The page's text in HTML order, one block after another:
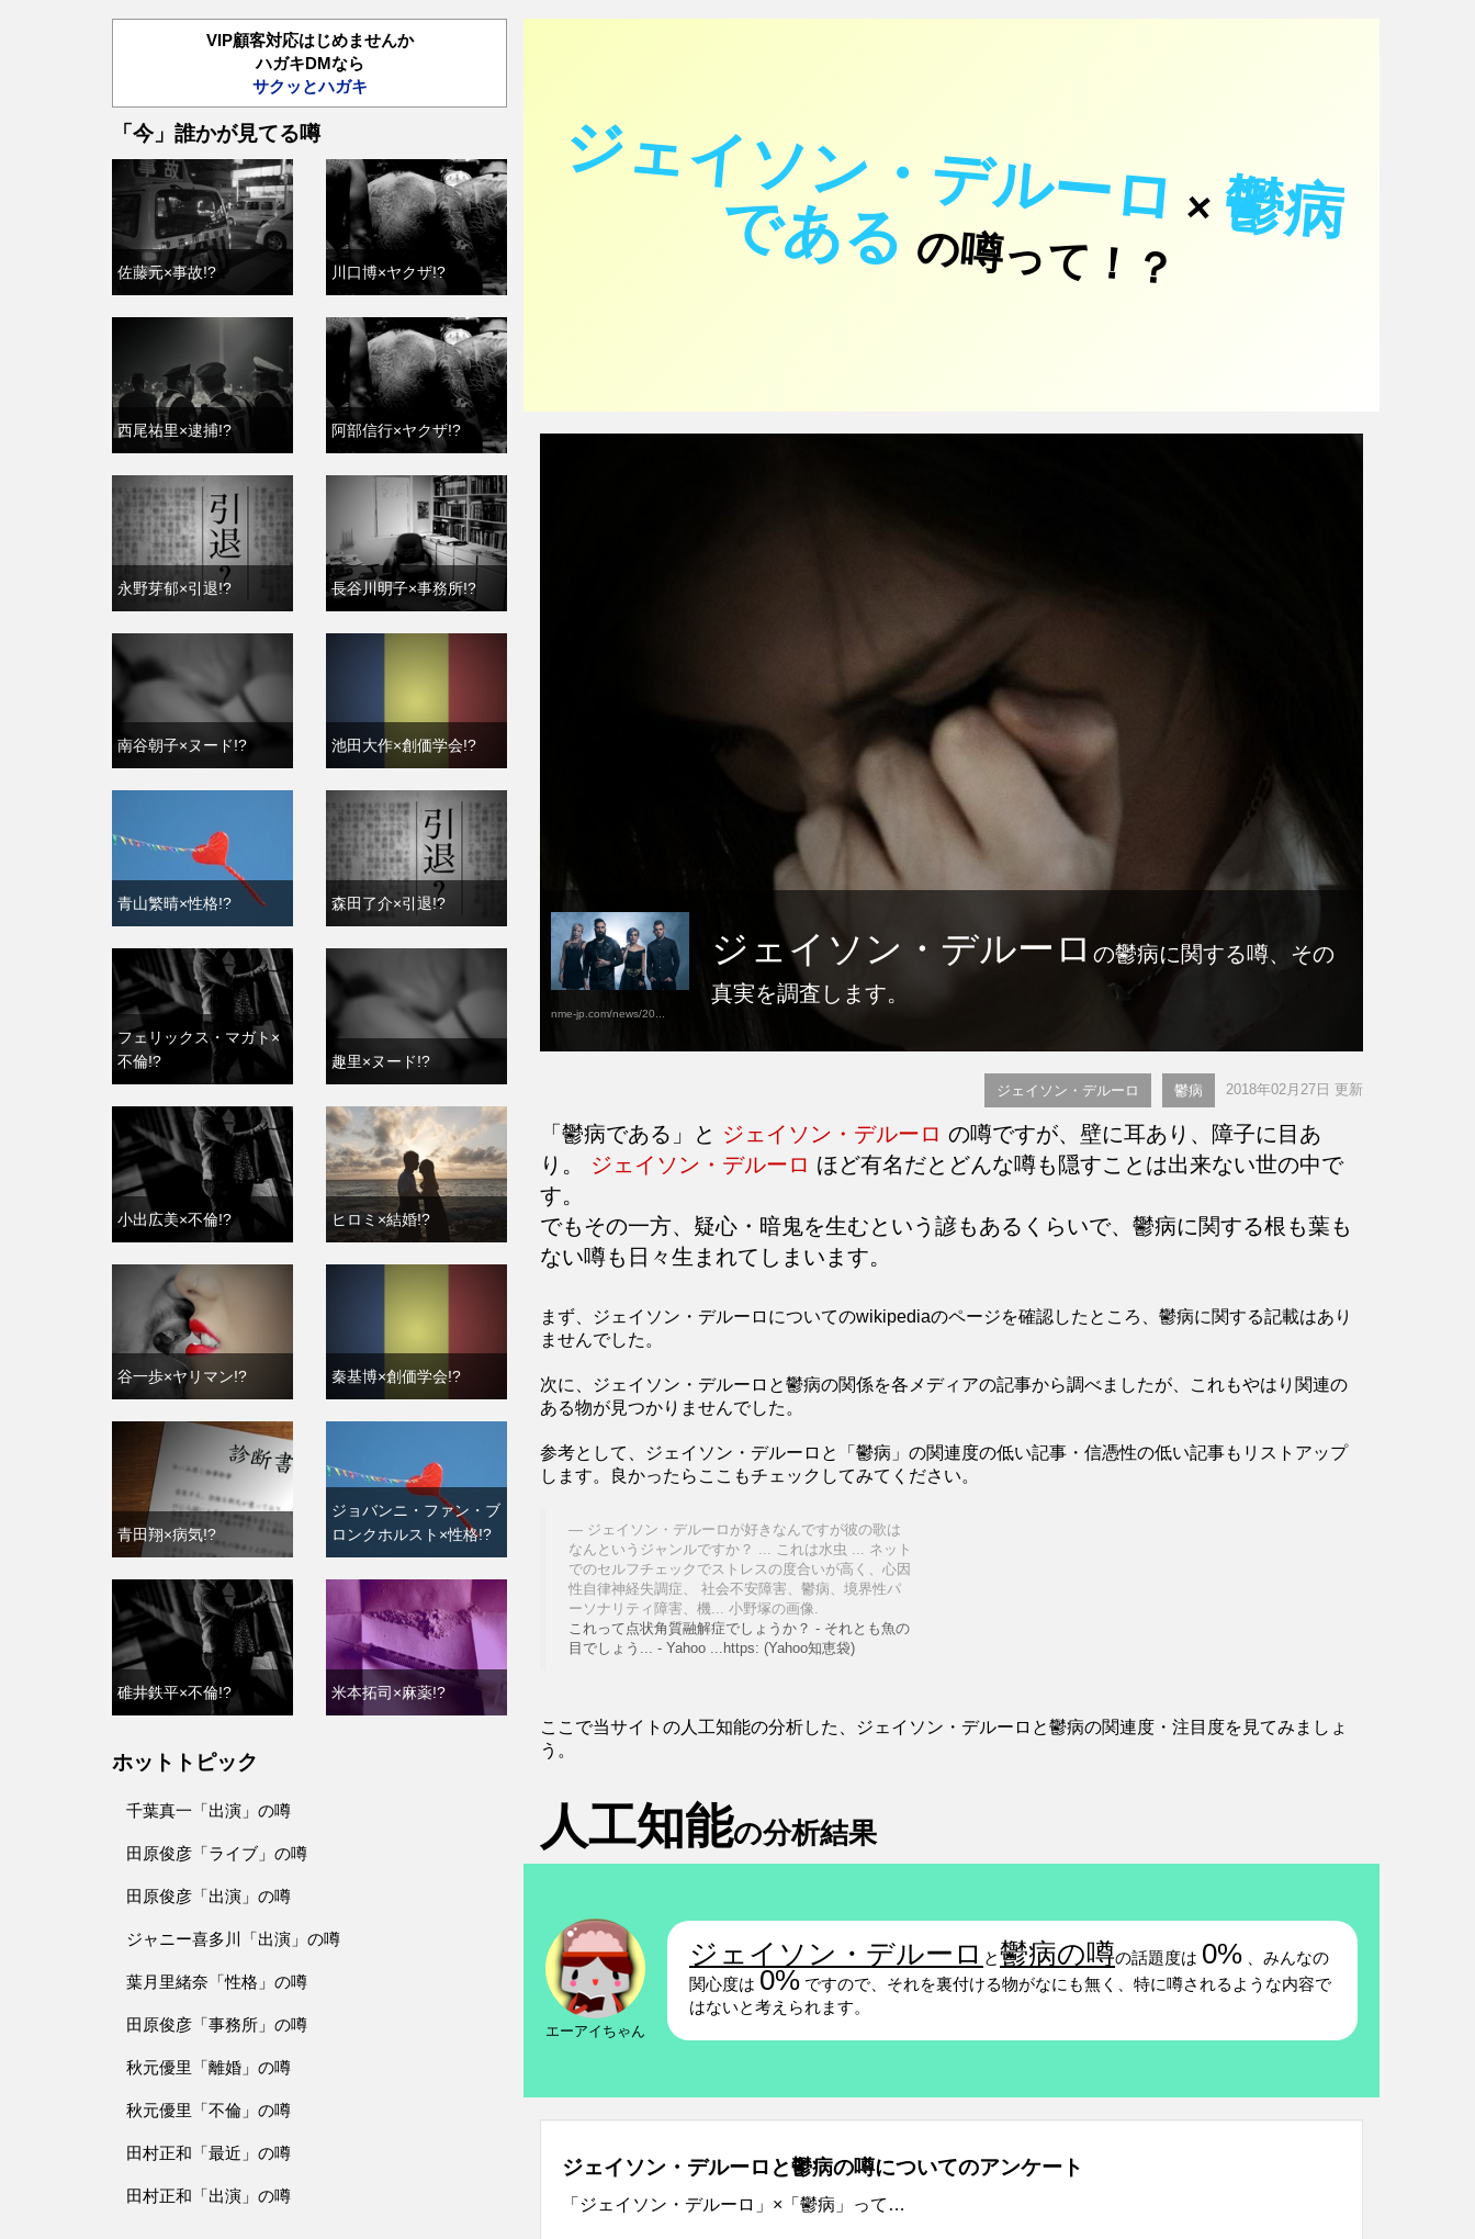
ジェイソン・デルーロ ×鬱
病
で あ
る の噂って！？
nme-jp.com/news/20...
ジェイソン・デルーロ の鬱病に関する噂、その
真実を調査します。
ジェイソン・デルーロ 鬱病 2018年02月27日 更新
「鬱病である」と ジェイソン・デルーロ の噂ですが、壁に耳あり、障子に目あ
り。 ジェイソン・デルーロ ほど有名だとどんな噂も隠すことは出来ない世の中で
す。
でもその一方、疑心・暗鬼を生むという諺もあるくらいで、鬱病に関する根も葉も
ない噂も日々生まれてしまいます。
まず、ジェイソン・デルーロについてのwikipediaのページを確認したところ、鬱病に関する記載はあり
ませんでした。
次に、ジェイソン・デルーロと鬱病の関係を各メディアの記事から調べましたが、これもやはり関連の
ある物が見つかりませんでした。
参考として、ジェイソン・デルーロと「鬱病」の関連度の低い記事・信憑性の低い記事もリストアップ
します。良かったらここもチェックしてみてください。
ジェイソン・デルーロが好きなんですが彼の歌は
なんというジャンルですか？ ... これは水虫 ... ネット
でのセルフチェックでストレスの度合いが高く、心因
性自律神経失調症、 社会不安障害、鬱病、境界性パ
ーソナリティ障害、機... 小野塚の画像.
これって点状角質融解症でしょうか？ - それとも魚の
目でしょう... - Yahoo ...https: (Yahoo知恵袋)
ここで当サイトの人工知能の分析した、ジェイソン・デルーロと鬱病の関連度・注目度を見てみましょ
う。
人工知能の分析結果
エーアイちゃん
ジェイソン・デルーロ と鬱病の噂の話題度は 0% 、みんなの
関心度は 0% ですので、それを裏付ける物がなにも無く、特に噂されるような内容で
はないと考えられます。
ジェイソン・デルーロと鬱病の噂についてのアンケート
「ジェイソン・デルーロ」×「鬱病」って…
VIP顧客対応はじめませんか
ハガキDMなら
サクッとハガキ
「今」誰かが見てる噂
佐藤元×事故!? 川口博×ヤクザ!?
西尾祐里×逮捕!? 阿部信行×ヤクザ!?
永野芽郁×引退!? 長谷川明子×事務所!?
南谷朝子×ヌード!? 池田大作×創価学会!?
青山繁晴×性格!? 森田了介×引退!?
フェリックス・マガト×
不倫!?
趣里×ヌード!?
小出広美×不倫!? ヒロミ×結婚!?
谷一歩×ヤリマン!? 秦基博×創価学会!?
青田翔×病気!?
ジョバンニ・ファン・ブ
ロンクホルスト×性格!?
碓井鉄平×不倫!? 米本拓司×麻薬!?
ホットトピック
千葉真一「出演」の噂
田原俊彦「ライブ」の噂
田原俊彦「出演」の噂
ジャニー喜多川「出演」の噂
葉月里緒奈「性格」の噂
田原俊彦「事務所」の噂
秋元優里「離婚」の噂
秋元優里「不倫」の噂
田村正和「最近」の噂
田村正和「出演」の噂